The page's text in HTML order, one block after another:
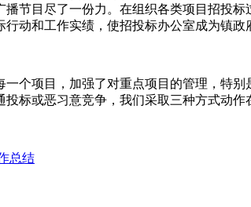
节目尽了一份力。在组织各类项目招投
动和工作实绩，使招投标办公室成为镇政
个项目，加强了对重点项目的管理，特
标或恶习意竞争，我们采取三种方式动作
总结